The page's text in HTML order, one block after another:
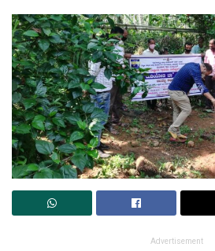
Advertisement